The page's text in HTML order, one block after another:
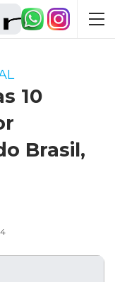
10
Brasil,